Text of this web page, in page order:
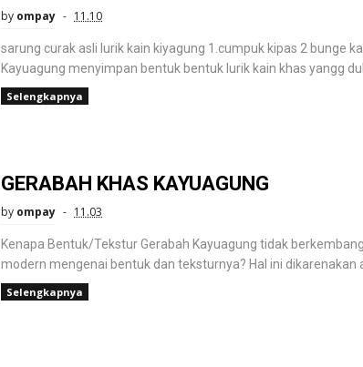
by ompay 11.10
sarung curak asli lurik kain kiyagung 1.cumpuk kipas 2 bunge
Kayuagung menyimpan bentuk bentuk lurik kain khas yangg
Selengkapnya
GERABAH KHAS KAYUAGUNG
by ompay 11.03
Kenapa Bentuk/Tekstur Gerabah Kayuagung tidak
modern mengenai bentuk dan teksturnya? Hal ini dikarenakan
Selengkapnya